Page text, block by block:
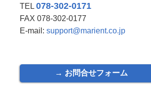
TEL078-302-0171
FAX 078-302-0177
E-mail:support@marient.co.jp
→ お問合せフォーム